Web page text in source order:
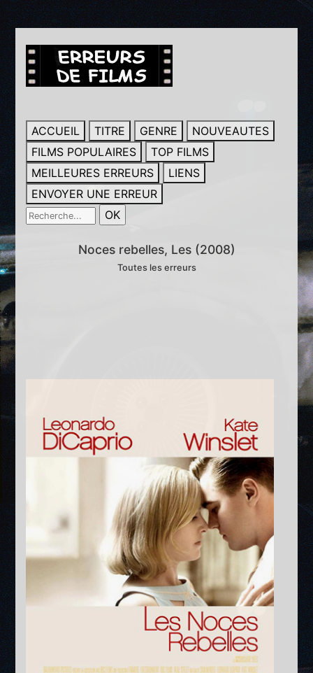
ACCUEIL TITRE GENRE
NOUVEAUTES
FILMS POPULAIRES
TOP FILMS
MEILLEURES ERREURS
LIENS
ENVOYER UNE ERREUR
Noces rebelles, Les (2008)
Toutes les erreurs